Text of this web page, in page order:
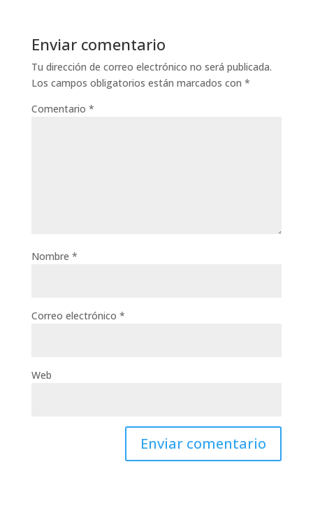
Enviar comentario
Tu dirección de correo electrónico no será publicada.
Los campos obligatorios están marcados con *
Comentario *
Nombre *
Correo electrónico *
Web